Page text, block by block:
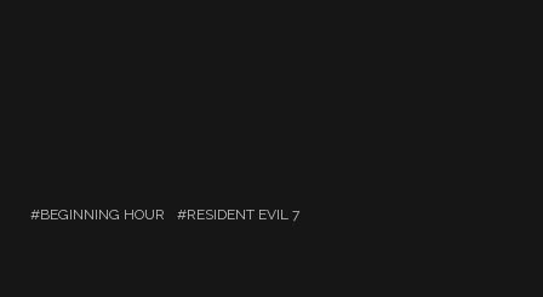
BEGINNING HOUR RESIDENT EVIL 7